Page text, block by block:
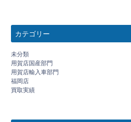
カテゴリー
未分類
用賀店国産部門
用賀店輸入車部門
福岡店
買取実績